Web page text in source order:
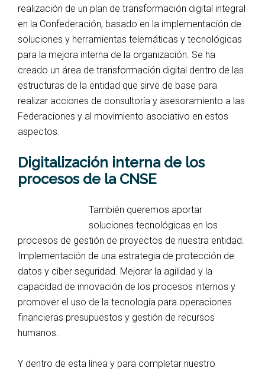
realización de un plan de transformación digital integral
en la Confederación, basado en la implementación de
soluciones y herramientas telemáticas y tecnológicas
para la mejora interna de la organización. Se ha
creado un área de transformación digital dentro de las
estructuras de la entidad que sirve de base para
realizar acciones de consultoría y asesoramiento a las
Federaciones y al movimiento asociativo en estos
aspectos.
Digitalización interna de los
procesos de la CNSE
También queremos aportar
soluciones tecnológicas en los
procesos de gestión de proyectos de nuestra entidad.
Implementación de una estrategia de protección de
datos y ciber seguridad. Mejorar la agilidad y la
capacidad de innovación de los procesos internos y
promover el uso de la tecnología para operaciones
financieras presupuestos y gestión de recursos
humanos.
Y dentro de esta línea y para completar nuestro